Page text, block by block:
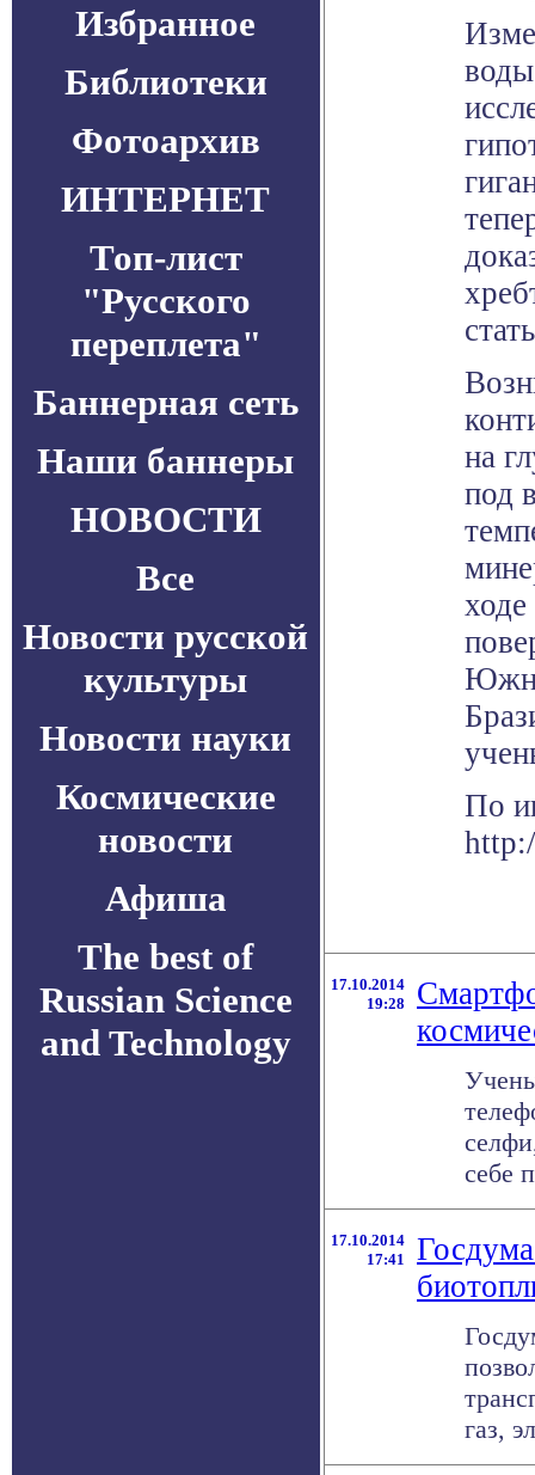
Избранное
Библиотеки
Фотоархив
ИНТЕРНЕТ
Топ-лист
"Русского
переплета"
Баннерная сеть
Наши баннеры
НОВОСТИ
Все
Новости русской
культуры
Новости науки
Космические
новости
Афиша
The best of
Russian Science
and Technology
на
под
По
17.10.2014
19:28
себе
17.10.2014
17:41
газ,